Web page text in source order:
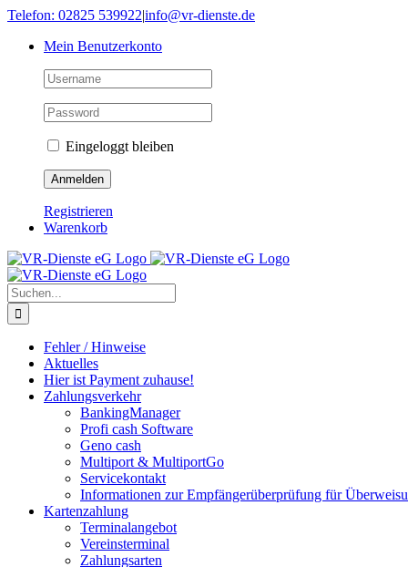
Skip
content
Telefon: 02825 539922|info@vr-dienste.de
Mein Benutzerkonto
Eingeloggt bleiben
Registrieren
Warenkorb
Suche
nach:
Fehler / Hinweise
Aktuelles
Hier ist Payment zuhause!
Zahlungsverkehr
BankingManager
Profi cash Software
Geno cash
Multiport & MultiportGo
Servicekontakt
Informationen zur Empfängerüberprüfung für
Kartenzahlung
Terminalangebot
Vereinsterminal
Zahlungsarten